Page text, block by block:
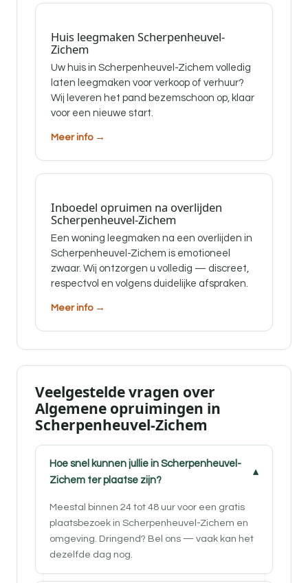
Huis leegmaken Scherpenheuvel-
Zichem
Uw huis in Scherpenheuvel-Zichem volledig
laten leegmaken voor verkoop of verhuur?
Wij leveren het pand bezemschoon op, klaar
voor een nieuwe start.
Meer info →
Inboedel opruimen na overlijden
Scherpenheuvel-Zichem
Een woning leegmaken na een overlijden in
Scherpenheuvel-Zichem is emotioneel
zwaar. Wij ontzorgen u volledig — discreet,
respectvol en volgens duidelijke afspraken.
Meer info →
Veelgestelde vragen over
Algemene opruimingen in
Scherpenheuvel-Zichem
Hoe snel kunnen jullie in Scherpenheuvel-
Zichem ter plaatse zijn?
Meestal binnen 24 tot 48 uur voor een gratis
plaatsbezoek in Scherpenheuvel-Zichem en
omgeving. Dringend? Bel ons — vaak kan het
dezelfde dag nog.